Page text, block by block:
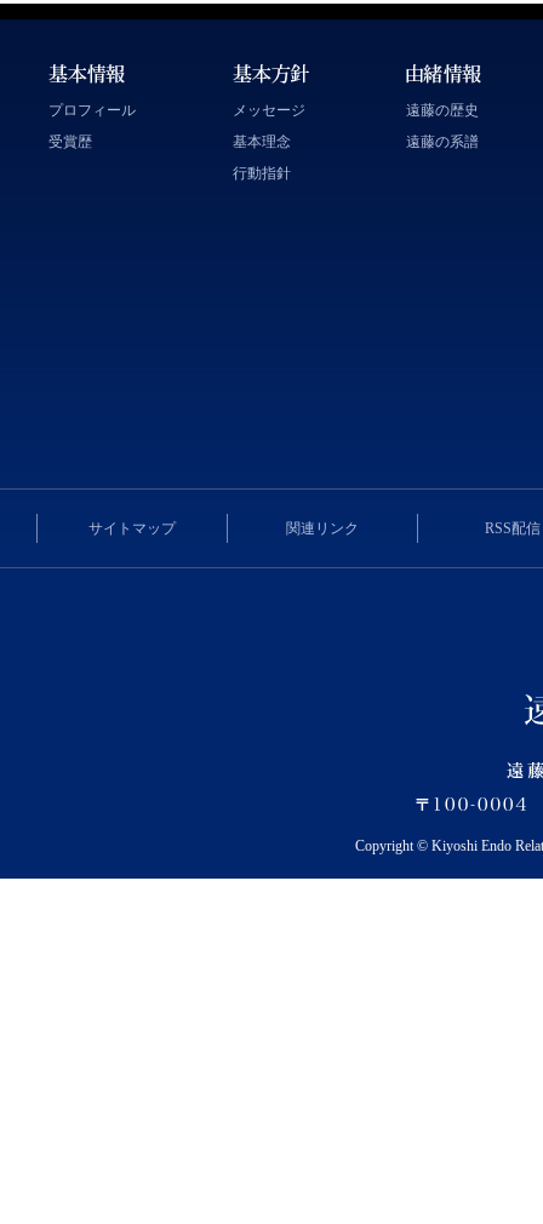
プロフィール
受賞歴
メッセージ
基本理念
行動指針
遠藤の歴史
遠藤の系譜
サイトマップ 関連リンク RSS配信
Copyright © Kiyoshi Endo